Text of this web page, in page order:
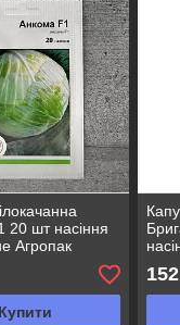
20 шт насіння
Агропак
Купити
152